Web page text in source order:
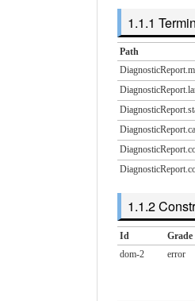
Path
Id Grade
dom-2
error